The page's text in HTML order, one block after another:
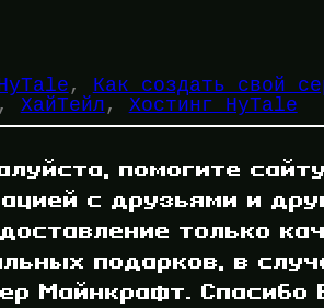
, Как создать свой
, ХайТейл , Хостинг HyTale
помогите
с друзьями и
только
подарков, в
Майнкрафт. Спасибо